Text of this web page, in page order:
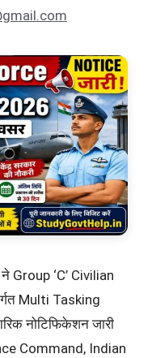
Group ‘C’ Civilian
Multi Tasking
नोटिफिकेशन जारी
Command, Indian